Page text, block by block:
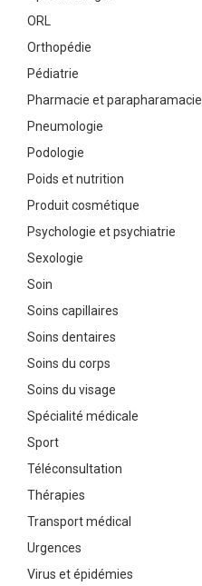
ORL
Orthopédie
Pédiatrie
Pharmacie et parapharamacie
Pneumologie
Podologie
Poids et nutrition
Produit cosmétique
Psychologie et psychiatrie
Sexologie
Soin
Soins capillaires
Soins dentaires
Soins du corps
Soins du visage
Spécialité médicale
Sport
Téléconsultation
Thérapies
Transport médical
Urgences
Virus et épidémies